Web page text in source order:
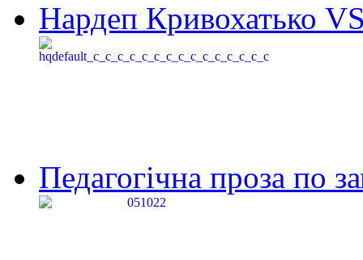
Нардеп Кривохатько
Педагогічна проза по